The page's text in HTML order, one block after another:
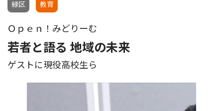
緑区 教育
Ｏｐｅｎ！みどりーむ
若者と語る 地域の未来
ゲストに現役高校生ら